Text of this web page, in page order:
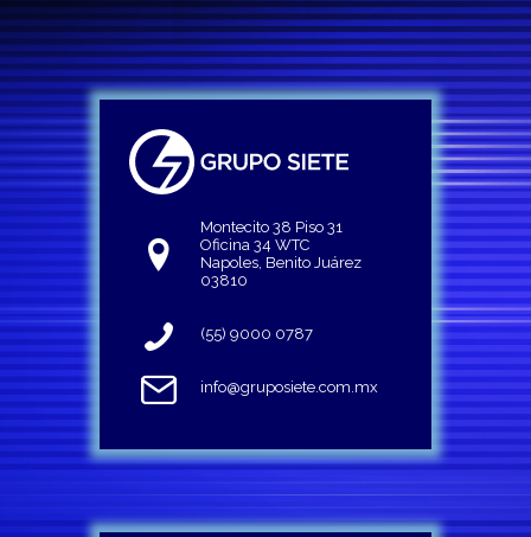
Montecito 38 Piso 31
Oficina 34 WTC
Napoles, Benito Juárez
03810
(55) 9000 0787
info@gruposiete.com.mx